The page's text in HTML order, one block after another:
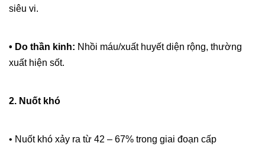
siêu vi.
• Do thần kinh: Nhồi máu/xuất huyết diện rộng, thường
xuất hiện sốt.
2. Nuốt khó
• Nuốt khó xảy ra từ 42 – 67% trong giai đoạn cấp